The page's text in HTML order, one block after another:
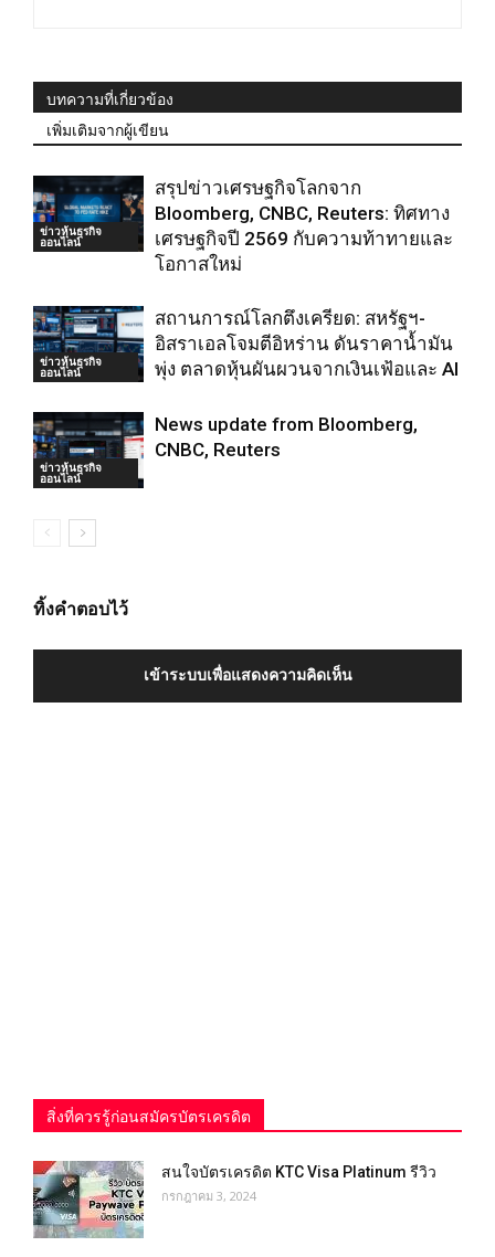
บทความที่เกี่ยวข้อง
เพิ่มเติมจากผู้เขียน
ข่าวหุ้นธุรกิจ
ออนไลน์
สรุปข่าวเศรษฐกิจโลกจาก
Bloomberg, CNBC, Reuters: ทิศทาง
เศรษฐกิจปี 2569 กับความท้าทายและ
โอกาสใหม่
ข่าวหุ้นธุรกิจ
ออนไลน์
สถานการณ์โลกตึงเครียด: สหรัฐฯ-
อิสราเอลโจมตีอิหร่าน ดันราคาน้ำมัน
พุ่ง ตลาดหุ้นผันผวนจากเงินเฟ้อและ AI
ข่าวหุ้นธุรกิจ
ออนไลน์
News update from Bloomberg,
CNBC, Reuters
ทิ้งคำตอบไว้
เข้าระบบเพื่อแสดงความคิดเห็น
สิ่งที่ควรรู้ก่อนสมัครบัตรเครดิต
สนใจบัตรเครดิต KTC Visa Platinum รีวิว
กรกฎาคม 3, 2024